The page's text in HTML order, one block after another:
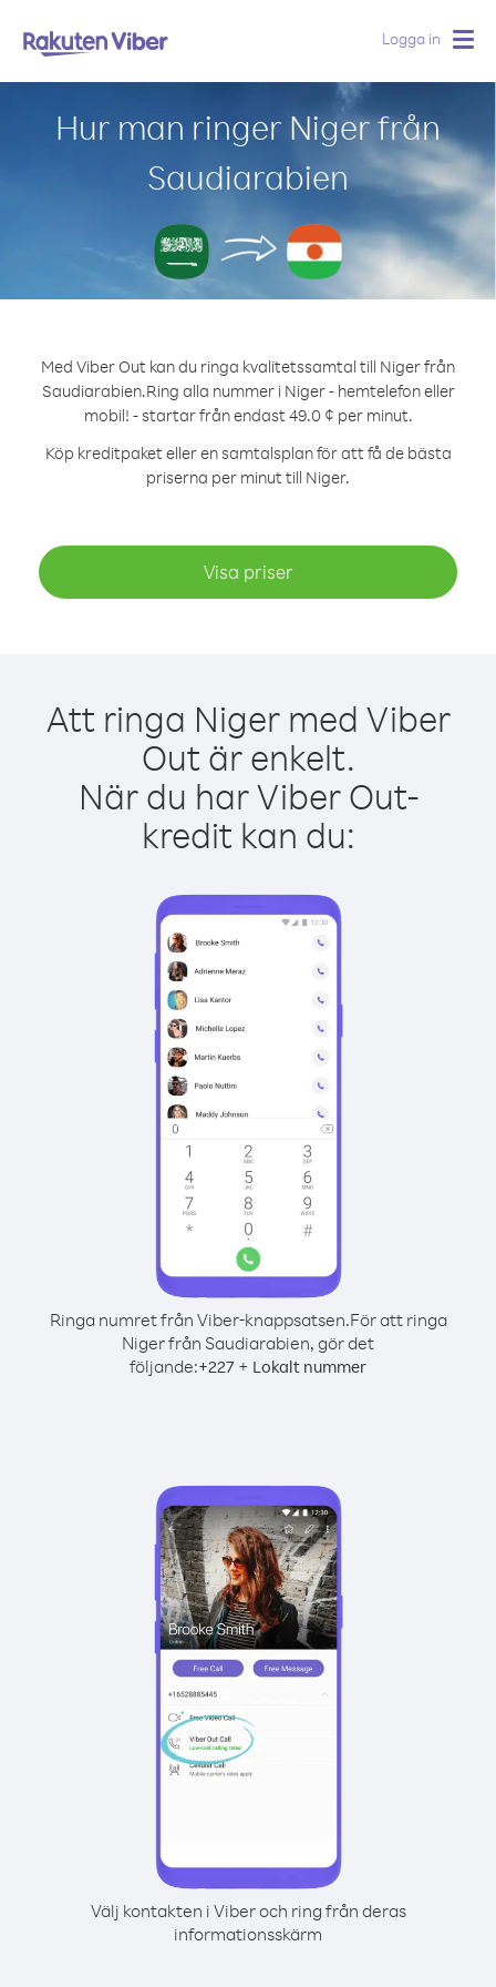
Logga in
Hur man ringer Niger från
Saudiarabien
Med Viber Out kan du ringa kvalitetssamtal till Niger från
Saudiarabien.Ring alla nummer i Niger - hemtelefon eller
mobil! - startar från endast 49.0 ¢ per minut.
Köp kreditpaket eller en samtalsplan för att få de bästa
priserna per minut till Niger.
Visa priser
Att ringa Niger med Viber
Out är enkelt.
När du har Viber Out-
kredit kan du:
Ringa numret från Viber-knappsatsen.För att ringa
Niger från Saudiarabien, gör det
följande:+227 + Lokalt nummer
Välj kontakten i Viber och ring från deras
informationsskärm